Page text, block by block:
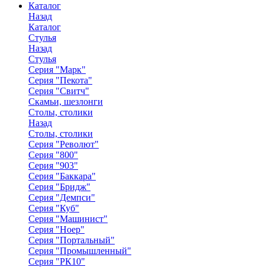
Каталог
Назад
Каталог
Стулья
Назад
Стулья
Серия "Марк"
Серия "Пекота"
Серия "Свитч"
Скамьи, шезлонги
Столы, столики
Назад
Столы, столики
Серия "Револют"
Серия "800"
Серия "903"
Серия "Баккара"
Серия "Бридж"
Серия "Демпси"
Серия "Куб"
Серия "Машинист"
Серия "Ноер"
Серия "Портальный"
Серия "Промышленный"
Серия "РК10"